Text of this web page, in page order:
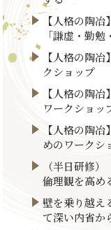
【人格の陶
「謙虚・勤
【人格の陶
クショップ
【人格の陶
ワークショッ
【人格の陶
めのワークシ
（半日研修
倫理観を高め
壁を乗り越え
て深い内省か